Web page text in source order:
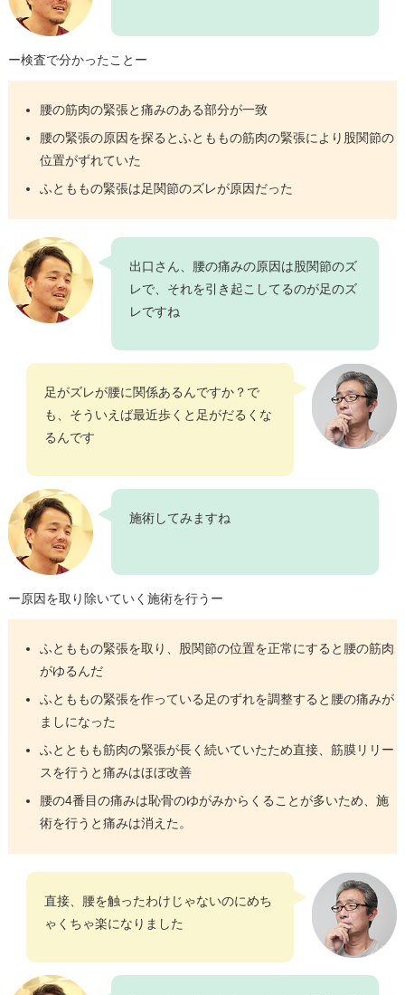
ー検査で分かったことー
腰の筋肉の緊張と痛みのある部分が一致
腰の緊張の原因を探るとふとももの筋肉の緊張により股関節の
位置がずれていた
ふとももの緊張は足関節のズレが原因だった
出口さん、腰の痛みの原因は股関節のズ
レで、それを引き起こしてるのが足のズ
レですね
足がズレが腰に関係あるんですか？で
も、そういえば最近歩くと足がだるくな
るんです
施術してみますね
ー原因を取り除いていく施術を行うー
ふとももの緊張を取り、股関節の位置を正常にすると腰の筋肉
がゆるんだ
ふとももの緊張を作っている足のずれを調整すると腰の痛みが
ましになった
ふとともも筋肉の緊張が長く続いていたため直接、筋膜リリー
スを行うと痛みはほぼ改善
腰の4番目の痛みは恥骨のゆがみからくることが多いため、施
術を行うと痛みは消えた。
直接、腰を触ったわけじゃないのにめち
ゃくちゃ楽になりました